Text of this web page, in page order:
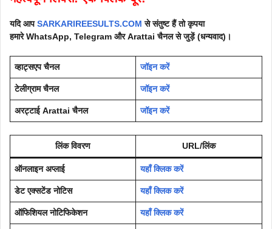
यदि आपSARKARIREESULTS.COM से संतुष्ट हैं तो कृपया
हमारे WhatsApp, Telegram और Arattai चैनल से जुड़ें (धन्यवाद)।
व्हाट्सएप चैनल जॉइन करें
टेलीग्राम चैनल जॉइन करें
अरट्टाई Arattai चैनल जॉइन करें
लिंक विवरण URL/लिंक
ऑनलाइन अप्लाई यहाँ क्लिक करें
डेट एक्सटेंड नोटिस यहाँ क्लिक करें
ऑफिशियल नोटिफिकेशन यहाँ क्लिक करें